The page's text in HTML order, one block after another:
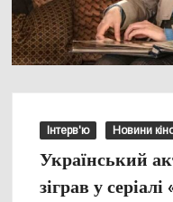
Інтерв'ю Новини
Український
зіграв у